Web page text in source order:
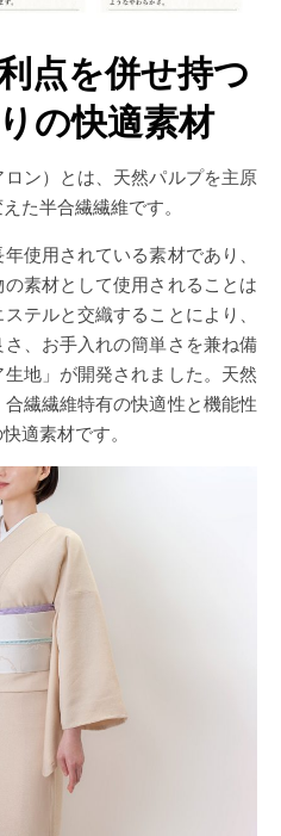
点を併せ持つ
の快適素材
ン）とは、天然パルプを主原
た半合繊繊維です。
使用されている素材であり、
素材として使用されることは
テルと交織することにより、
、お手入れの簡単さを兼ね備
地」が開発されました。天然
繊繊維特有の快適性と機能性
適素材です。